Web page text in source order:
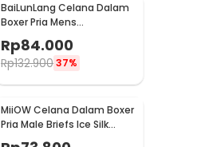
BaiLunLang Celana Dalam
Boxer Pria Mens
Underpants 4 PCS M - 0809
Rp84.000
Rp132.90037%
MiiOW Celana Dalam Boxer
Pria Male Briefs Ice Silk
Nylon Spandex 3 PCS XXXL -